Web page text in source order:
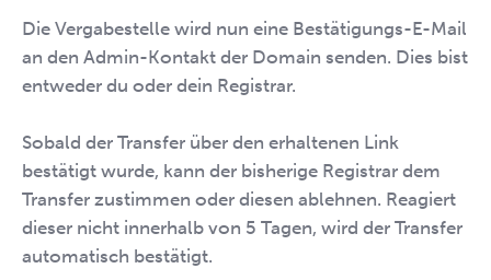
Die Vergabestelle wird nun eine Bestätigungs-E-Mail
an den Admin-Kontakt der Domain senden. Dies bist
entweder du oder dein Registrar.
Sobald der Transfer über den erhaltenen Link
bestätigt wurde, kann der bisherige Registrar dem
Transfer zustimmen oder diesen ablehnen. Reagiert
dieser nicht innerhalb von 5 Tagen, wird der Transfer
automatisch bestätigt.